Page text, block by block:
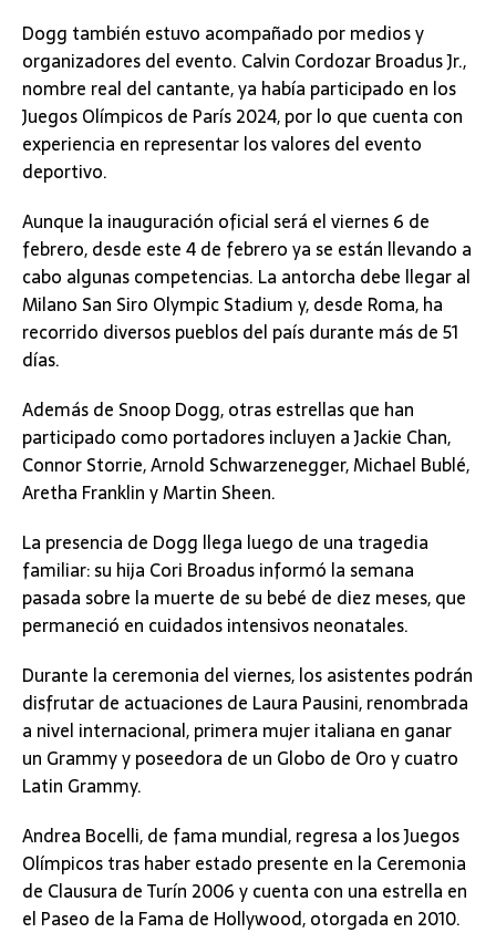
Dogg también estuvo acompañado por medios y
organizadores del evento. Calvin Cordozar Broadus Jr.,
nombre real del cantante, ya había participado en los
Juegos Olímpicos de París 2024, por lo que cuenta con
experiencia en representar los valores del evento
deportivo.
Aunque la inauguración oficial será el viernes 6 de
febrero, desde este 4 de febrero ya se están llevando a
cabo algunas competencias. La antorcha debe llegar al
Milano San Siro Olympic Stadium y, desde Roma, ha
recorrido diversos pueblos del país durante más de 51
días.
Además de Snoop Dogg, otras estrellas que han
participado como portadores incluyen a Jackie Chan,
Connor Storrie, Arnold Schwarzenegger, Michael Bublé,
Aretha Franklin y Martin Sheen.
La presencia de Dogg llega luego de una tragedia
familiar: su hija Cori Broadus informó la semana
pasada sobre la muerte de su bebé de diez meses, que
permaneció en cuidados intensivos neonatales.
Durante la ceremonia del viernes, los asistentes podrán
disfrutar de actuaciones de Laura Pausini, renombrada
a nivel internacional, primera mujer italiana en ganar
un Grammy y poseedora de un Globo de Oro y cuatro
Latin Grammy.
Andrea Bocelli, de fama mundial, regresa a los Juegos
Olímpicos tras haber estado presente en la Ceremonia
de Clausura de Turín 2006 y cuenta con una estrella en
el Paseo de la Fama de Hollywood, otorgada en 2010.